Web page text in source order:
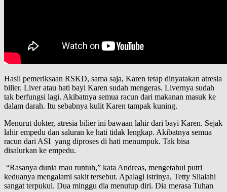
Hasil pemeriksaan RSKD, sama saja, Karen tetap dinyatakan atresia
bilier. Liver atau hati bayi Karen sudah mengeras. Livernya sudah
tak berfungsi lagi. Akibatnya semua racun dari makanan masuk ke
dalam darah. Itu sebabnya kulit Karen tampak kuning.
Menurut dokter, atresia bilier ini bawaan lahir dari bayi Karen. Sejak
lahir empedu dan saluran ke hati tidak lengkap. Akibatnya semua
racun dari ASI yang diproses di hati menumpuk. Tak bisa
disalurkan ke empedu.
“Rasanya dunia mau runtuh,” kata Andreas, mengetahui putri
keduanya mengalami sakit tersebut. Apalagi istrinya, Tetty Silalahi
sangat terpukul. Dua minggu dia menutup diri. Dia merasa Tuhan